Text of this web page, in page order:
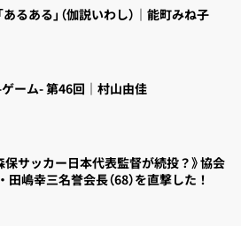
あるある」（伽説いわし）｜能町みね子
ーム- 第46回｜村山由佳
保サッカー日本代表監督が続投？》協会
田嶋幸三名誉会長（68）を直撃した！